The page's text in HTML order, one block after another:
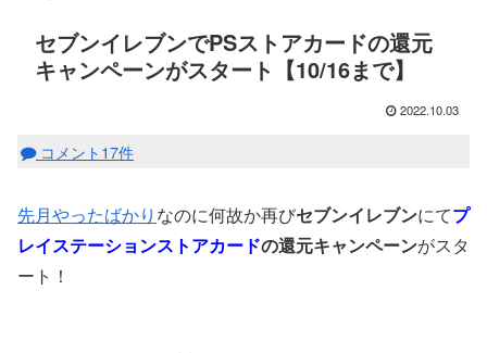
セブンイレブンでPSストアカードの還元
キャンペーンがスタート【10/16まで】
2022.10.03
コメント17件
先月やったばかり なのに何故か再びセブンイレブンにてプ
レイステーションストアカードの還元キャンペーンがスタ
ート！